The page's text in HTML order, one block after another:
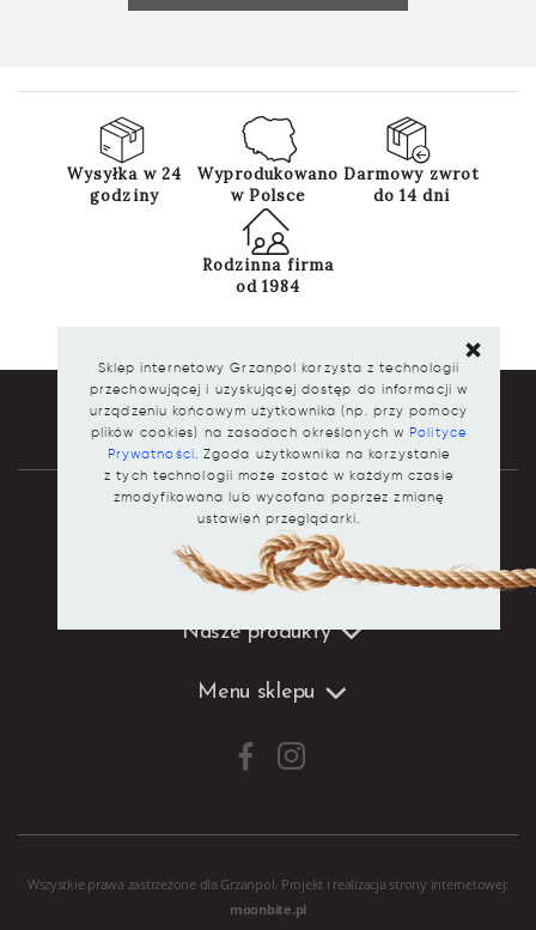
Wysyłka w 24
godziny
Wyprodukowano
w Polsce
Darmowy zwrot
do 14 dni
Rodzinna firma
od 1984
Sklep internetowy Grzanpol korzysta z technologii
przechowującej i uzyskującej dostęp do informacji w
urządzeniu końcowym użytkownika (np. przy pomocy
plików cookies) na zasadach określonych w Polityce
Prywatności. Zgoda użytkownika na korzystanie
z tych technologii może zostać w każdym czasie
zmodyfikowana lub wycofana poprzez zmianę
ustawień przeglądarki.
Dane kontaktowe
Nasze produkty
Menu sklepu
Wszystkie prawa zastrzeżone dla Grzanpol. Projekt i realizacja strony internetowej:
moonbite.pl